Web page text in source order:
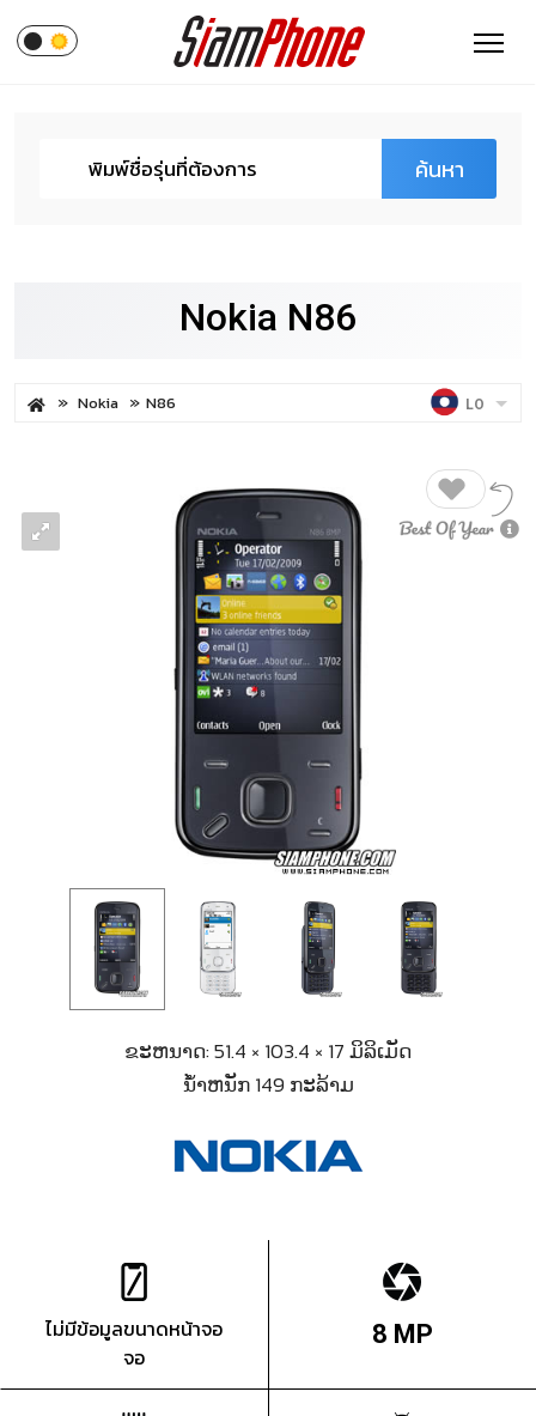
ค้นหา
Nokia N86
Nokia N86 LO
ຂະຫນາດ: 51.4 × 103.4 × 17 ມິລິເມັດ
ນ້ຳຫນັກ 149 ກະລ້າມ
ไม่มีข้อมูลขนาดหน้าจอ
จอ
8 MP